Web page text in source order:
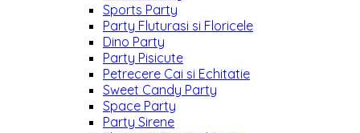
Sports Party
Party Fluturasi si Floricele
Dino Party
Party Pisicute
Petrecere Cai si Echitatie
Sweet Candy Party
Space Party
Party Sirene